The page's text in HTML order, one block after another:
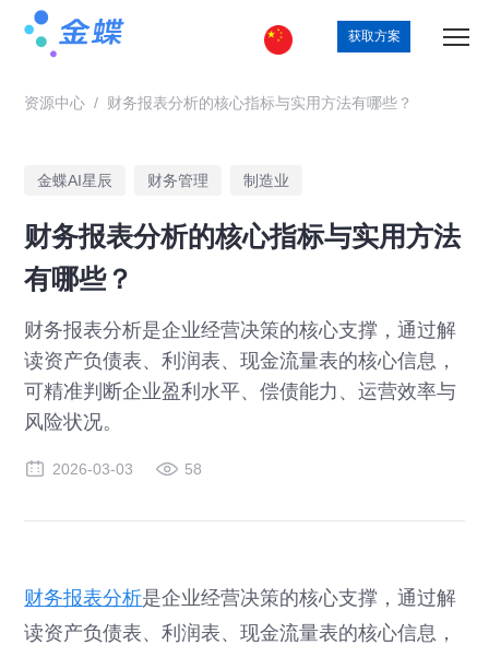
获取方案
资源中心 / 财务报表分析的核心指标与实用方法有哪些？
金蝶AI星辰 财务管理 制造业
财务报表分析的核心指标与实用方法
有哪些？
财务报表分析是企业经营决策的核心支撑，通过解
读资产负债表、利润表、现金流量表的核心信息，
可精准判断企业盈利水平、偿债能力、运营效率与
风险状况。
2026-03-03 58
财务报表分析是企业经营决策的核心支撑，通过解
读资产负债表、利润表、现金流量表的核心信息，